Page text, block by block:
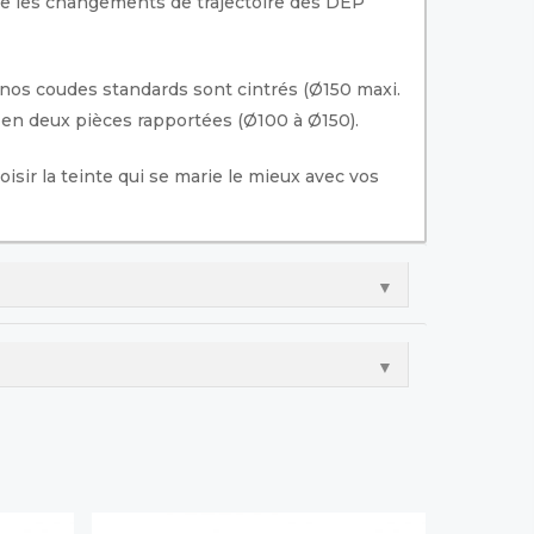
coudes standards sont cintrés (Ø150 maxi.
deux pièces rapportées (Ø100 à Ø150).
la teinte qui se marie le mieux avec vos
▼
▼